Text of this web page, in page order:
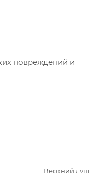
повреждений и
Верхний душ